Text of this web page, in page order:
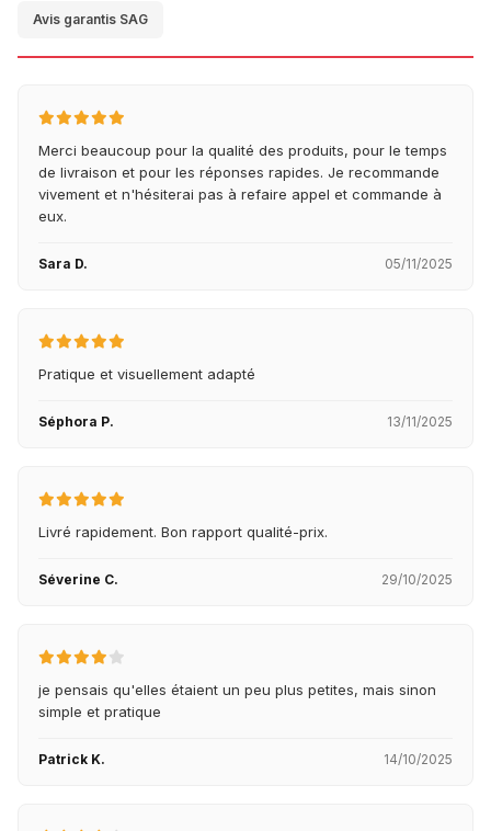
Avis garantis SAG
Merci beaucoup pour la qualité des produits, pour le temps
de livraison et pour les réponses rapides. Je recommande
vivement et n'hésiterai pas à refaire appel et commande à
eux.
Sara D. 05/11/2025
Pratique et visuellement adapté
Séphora P. 13/11/2025
Livré rapidement. Bon rapport qualité-prix.
Séverine C. 29/10/2025
je pensais qu'elles étaient un peu plus petites, mais sinon
simple et pratique
Patrick K. 14/10/2025